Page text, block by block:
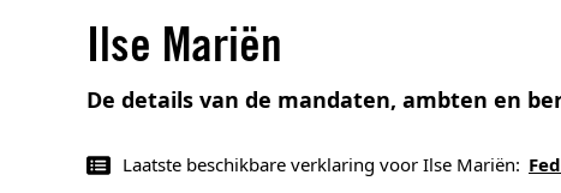
Ilse Mariën
De details van de mandaten, ambten en
Laatste beschikbare verklaring voor Ilse Mariën: